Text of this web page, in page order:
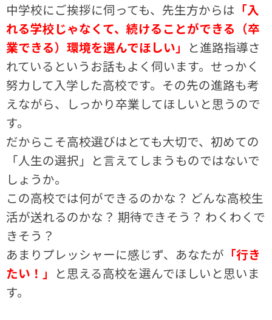
中学校にご挨拶に伺っても、先生方からは 「入
れる学校じゃなくて、続けることができる（卒
業できる）環境を選んでほしい」 と進路指導さ
れているというお話もよく伺います。せっかく
努力して入学した高校です。その先の進路も考
えながら、しっかり卒業してほしいと思うので
す。
だからこそ高校選びはとても大切で、初めての
「人生の選択」と言えてしまうものではないで
しょうか。
この高校では何ができるのかな？ どんな高校生
活が送れるのかな？ 期待できそう？ わくわくで
きそう？
あまりプレッシャーに感じず、あなたが 「行き
たい！」 と思える高校を選んでほしいと思いま
す。